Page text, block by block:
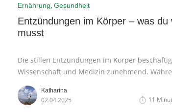
Ernährung, Gesundheit
Entzündungen im Körper – was du
musst
Die stillen Entzündungen im Körper
Wissenschaft und Medizin zunehmend.
früher Entzündungen wahrscheinlich nur mit
offensichtlichen Symptomen wie Schwellungen
Rötungen in Verbindung brachte, weiss man
Katharina
02.04.2025 11